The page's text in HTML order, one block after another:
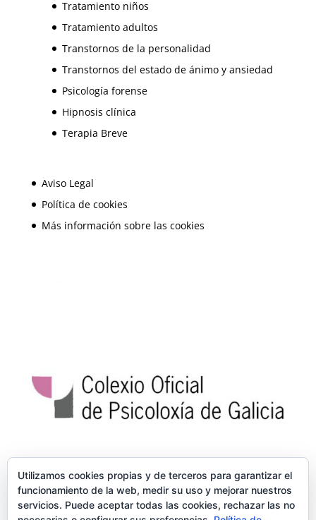
Tratamiento niños
Tratamiento adultos
Transtornos de la personalidad
Transtornos del estado de ánimo y ansiedad
Psicología forense
Hipnosis clínica
Terapia Breve
Aviso Legal
Política de cookies
Más información sobre las cookies
Utilizamos cookies propias y de terceros para garantizar el
funcionamiento de la web, medir su uso y mejorar nuestros
servicios. Puede aceptar todas las cookies, rechazar las no